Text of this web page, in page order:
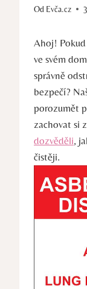
Od Evča.cz
Ahoj! Pokud
ve svém
správně
bezpečí?
porozumět
zachovat si
dozvěděli,
čistěji.